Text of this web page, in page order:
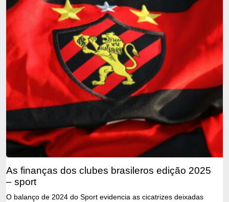
as finanças dos clubes brasileros edição 2025
– sport
O balanço de 2024 do Sport evidencia as cicatrizes deixadas